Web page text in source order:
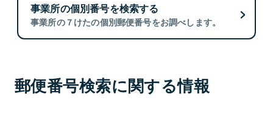
事業所の個別番号を検索する
事業所の７けたの個別郵便番号をお調べします。
郵便番号検索に関する情報